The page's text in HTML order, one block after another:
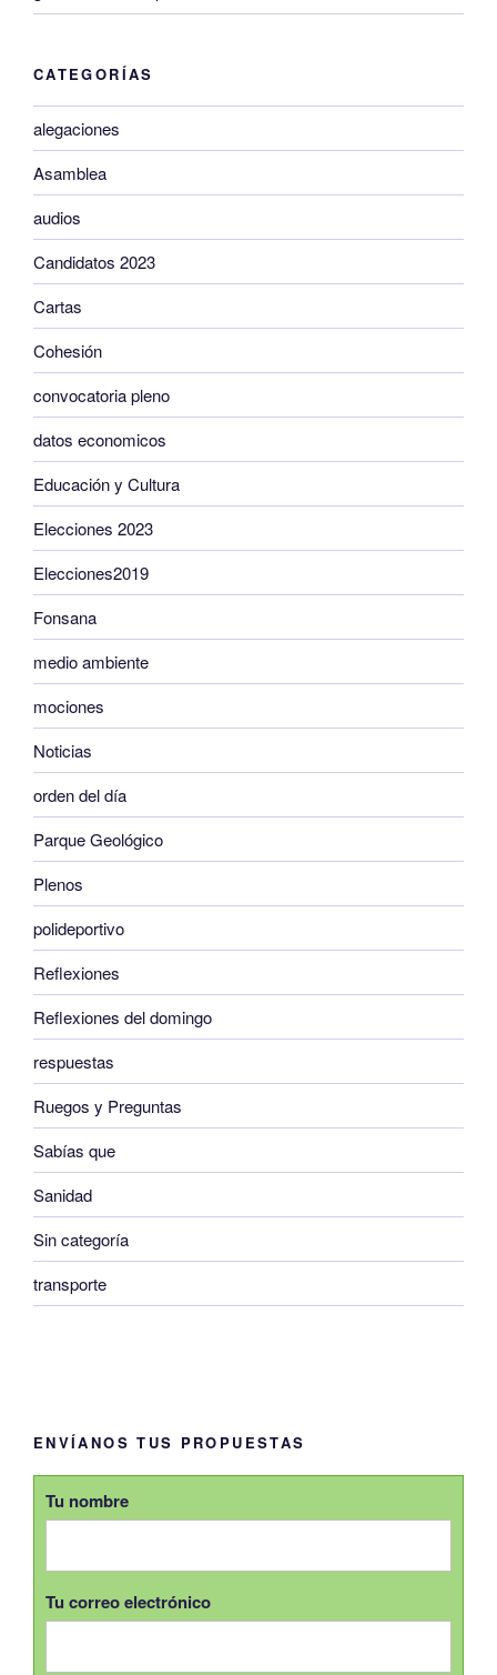
CATEGORÍAS
alegaciones
Asamblea
audios
Candidatos 2023
Cartas
Cohesión
convocatoria pleno
datos economicos
Educación y Cultura
Elecciones 2023
Elecciones2019
Fonsana
medio ambiente
mociones
Noticias
orden del día
Parque Geológico
Plenos
polideportivo
Reflexiones
Reflexiones del domingo
respuestas
Ruegos y Preguntas
Sabías que
Sanidad
Sin categoría
transporte
ENVÍANOS TUS PROPUESTAS
Tu nombre
Tu correo electrónico